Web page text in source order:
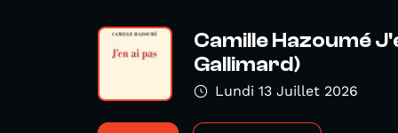
Camille Hazoumé
Gallimard)
Lundi 13 Juillet 2026